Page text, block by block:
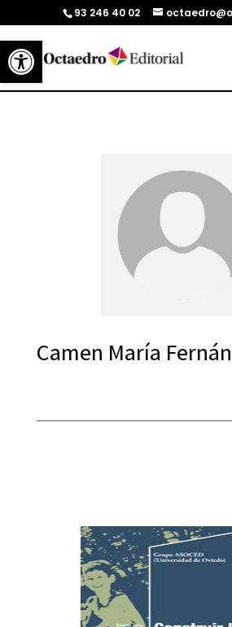
Abrir barra de herramientas
93 246 40 02
Camen María